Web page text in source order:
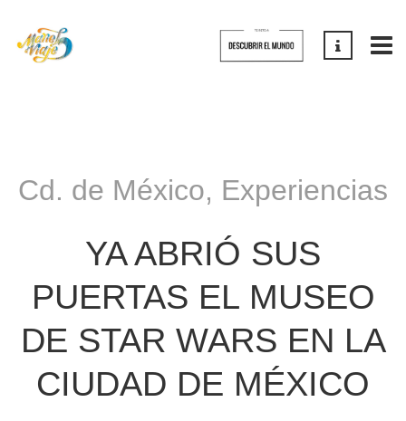
Cd. de México, Experiencias
YA ABRIÓ SUS
PUERTAS EL MUSEO
DE STAR WARS EN LA
CIUDAD DE MÉXICO